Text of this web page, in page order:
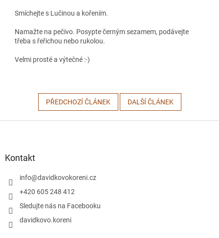
Smíchejte s Lučinou a kořením.
Namažte na pečivo. Posypte černým sezamem, podávejte
třeba s řeřichou nebo rukolou.
Velmi prosté a výtečné :-)
PŘEDCHOZÍ ČLÁNEK DALŠÍ ČLÁNEK
Kontakt
info@davidkovokoreni.cz
+420 605 248 412
Sledujte nás na Facebooku
davidkovo.koreni